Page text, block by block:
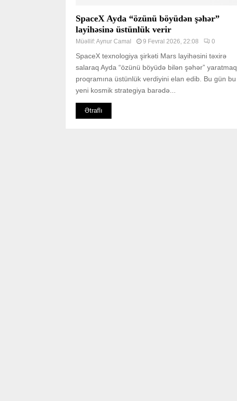
SpaceX Ayda “özünü böyüdən şəhər”
layihəsinə üstünlük verir
Müəllif:Aynur Camal 9 Fevral 2026, 22:08 0
SpaceX texnologiya şirkəti Mars layihəsini təxirə
salaraq Ayda “özünü böyüdə bilən şəhər” yaratmaq
proqramına üstünlük verdiyini elan edib. Bu gün bu
yeni kosmik strategiya barədə...
Ətraflı